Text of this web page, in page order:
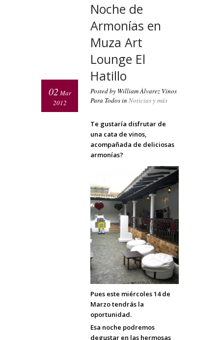
Noche de
Armonías en
Muza Art
Lounge El
Hatillo
Posted by William Álvarez Vinos
Para Todos in Noticias y más
02 Mar
2012
Te gustaría disfrutar de
una cata de vinos,
acompañada de deliciosas
armonías?
Pues este miércoles 14 de
Marzo tendrás la
oportunidad.
Esa noche podremos
degustar en las hermosas